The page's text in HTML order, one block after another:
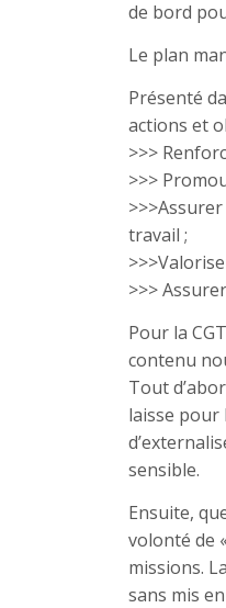
de bord
Le plan
Présenté
actions et
>>>
>>>
travail ;
>>>
Pour la
contenu
Tout
laisse pour
sensible.
Ensuite,
volonté de
missions.
sans mis